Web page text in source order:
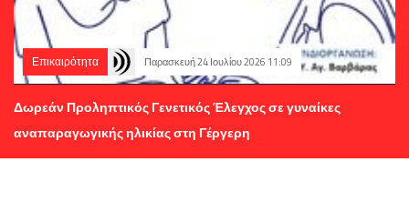
Επικαιρότητα Παρασκευή 24 Ιουλίου 2026 11:09
Δωρεάν Προληπτικός Γενετικός Έλεγχος σε γυναίκες
αναπαραγωγικής ηλικίας στη Γέργερη